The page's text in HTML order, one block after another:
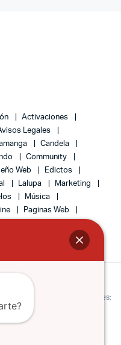
Activaciones
Legales
Candela
Community
Web
Edictos
Lalupa
Marketing
Música
Paginas Web
Ventas
los derechos reservados.
mail de notificaciones judiciales: